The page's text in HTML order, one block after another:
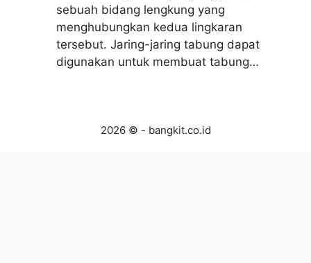
sebuah bidang lengkung yang
menghubungkan kedua lingkaran
tersebut. Jaring-jaring tabung dapat
digunakan untuk membuat tabung…
2026 © - bangkit.co.id